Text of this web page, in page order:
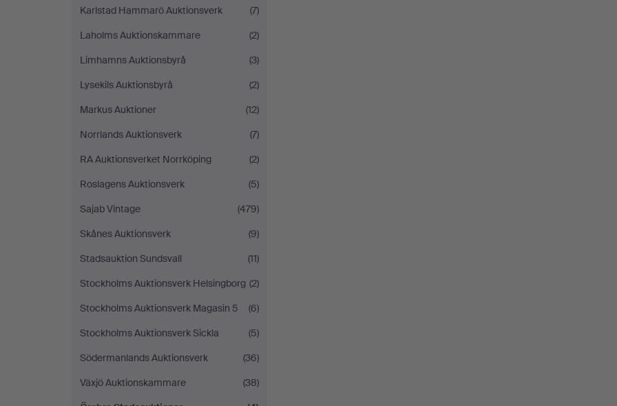
Karlstad Hammarö Auktionsverk
(7)
Laholms Auktionskammare
(2)
Limhamns Auktionsbyrå
(3)
Lysekils Auktionsbyrå
(2)
Markus Auktioner
(12)
Norrlands Auktionsverk
(7)
RA Auktionsverket Norrköping
(2)
Roslagens Auktionsverk
(5)
Sajab Vintage
(479)
Skånes Auktionsverk
(9)
Stadsauktion Sundsvall
(11)
Stockholms Auktionsverk Helsingborg (2)
Stockholms Auktionsverk Magasin 5
(6)
Stockholms Auktionsverk Sickla
(5)
Södermanlands Auktionsverk
(36)
Växjö Auktionskammare
(38)